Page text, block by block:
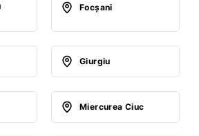
Focşani
Giurgiu
Miercurea Ciuc